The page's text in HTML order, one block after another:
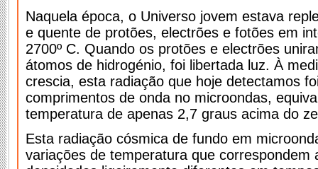
Naquela época, o Universo jovem estava
e quente de protões, electrões e fotões em
2700º C. Quando os protões e electrões
átomos de hidrogénio, foi libertada luz. À
crescia, esta radiação que hoje detectamos
comprimentos de onda no microondas,
temperatura de apenas 2,7 graus acima do
Esta radiação cósmica de fundo em
variações de temperatura que correspondem